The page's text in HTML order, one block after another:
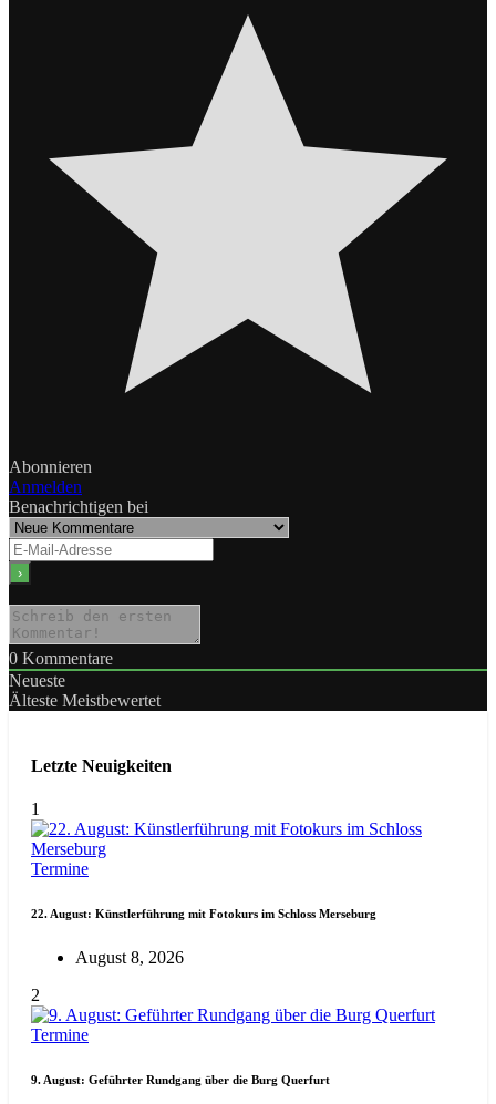
Abonnieren
Anmelden
Benachrichtigen bei
0 Kommentare
Neueste
Älteste Meistbewertet
Letzte Neuigkeiten
1
Termine
22. August: Künstlerführung mit Fotokurs im Schloss Merseburg
August 8, 2026
2
Termine
9. August: Geführter Rundgang über die Burg Querfurt